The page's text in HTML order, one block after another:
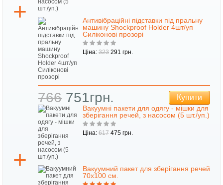
Антивібраційні підставки під пральну
машину Shockproof Holder 4шт/уп
Силіконові прозорі
Ціна: 323 291 грн.
766 751грн. Купити
Вакуумні пакети для одягу - мішки для
зберігання речей, з насосом (5 шт./уп.)
Ціна: 617 475 грн.
Вакуумний пакет для зберігання речей
70х100 см.